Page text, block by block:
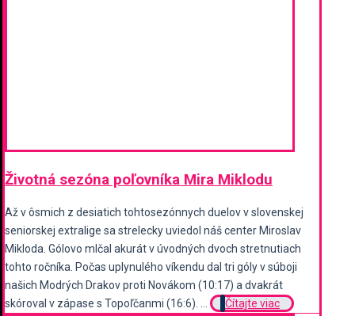
Životná sezóna poľovníka Mira Miklodu
Až v ôsmich z desiatich tohtosezónnych duelov v slovenskej
seniorskej extralige sa strelecky uviedol náš center Miroslav
Mikloda. Gólovo mlčal akurát v úvodných dvoch stretnutiach
tohto ročníka. Počas uplynulého víkendu dal tri góly v súboji
našich Modrých Drakov proti Novákom (10:17) a dvakrát
skóroval v zápase s Topoľčanmi (16:6). ...
Čítajte viac